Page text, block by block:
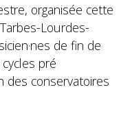
organisée cette
Lourdes-
de fin de
pré
des conservatoires